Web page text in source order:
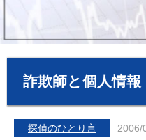
詐欺師と個人情報
探偵のひとり言 2006/